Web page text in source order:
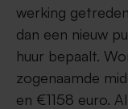
werking
dan een nieuw
huur bepaalt.
zogenaamde
en €1158 euro.